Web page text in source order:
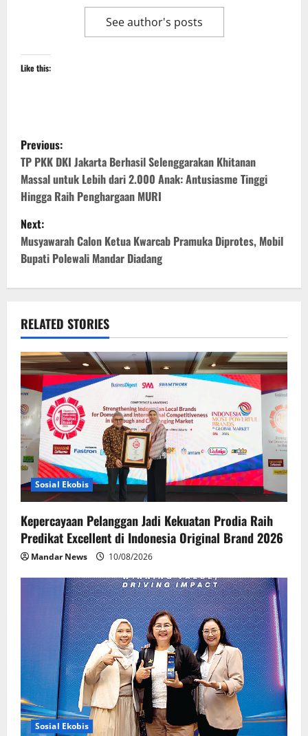
See author's posts
Like this:
P
o
s
t
n
a
v
i
g
a
t
i
o
n
Previous:
TP PKK DKI Jakarta Berhasil Selenggarakan Khitanan
Massal untuk Lebih dari 2.000 Anak: Antusiasme Tinggi
Hingga Raih Penghargaan MURI
Next:
Musyawarah Calon Ketua Kwarcab Pramuka Diprotes, Mobil
Bupati Polewali Mandar Diadang
RELATED STORIES
Sosial Ekobis
Kepercayaan Pelanggan Jadi Kekuatan Prodia Raih
Predikat Excellent di Indonesia Original Brand 2026
Mandar News 10/08/2026
Sosial Ekobis